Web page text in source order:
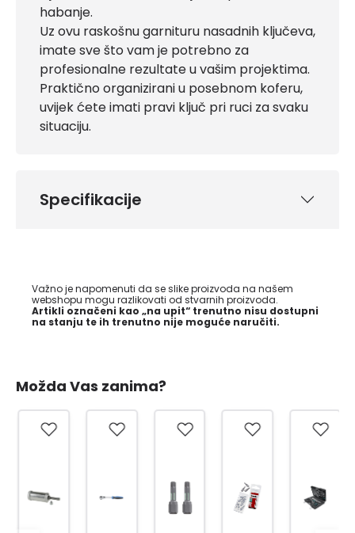
habanje.
Uz ovu raskošnu garnituru nasadnih ključeva,
imate sve što vam je potrebno za
profesionalne rezultate u vašim projektima.
Praktično organizirani u posebnom koferu,
uvijek ćete imati pravi ključ pri ruci za svaku
situaciju.
Specifikacije
Važno je napomenuti da se slike proizvoda na našem
webshopu mogu razlikovati od stvarnih proizvoda.
Artikli označeni kao „na upit“ trenutno nisu dostupni
na stanju te ih trenutno nije moguće naručiti.
Možda Vas zanima?